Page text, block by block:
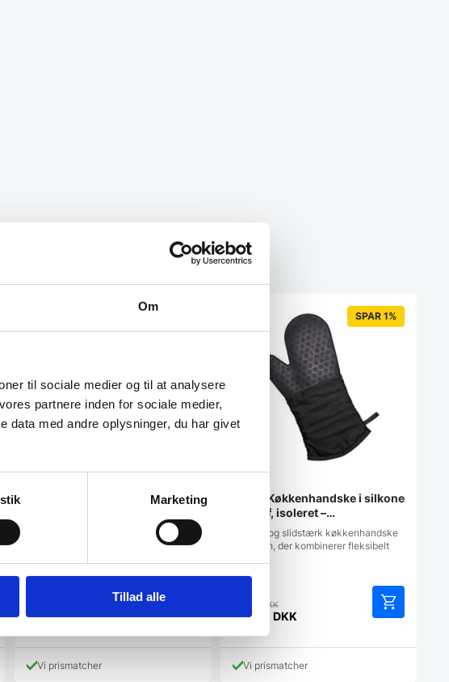
Om
til sociale medier og til at analysere
partnere inden for sociale medier,
data med andre oplysninger, du har givet
Marketing
Tillad alle
Kødkniv 22 cm Cangshan TC
Cangshan TC Series 1021103
oprindelige
var:
899,00 DKK.
507,50DKK
pris
er:Vi prismatcher
SPAR 1%
Lurch Køkkenhandske i silkone
og stof, isoleret –
TOPKVALITET
Isoleret og slidstærk køkkenhandske
fra Lurch, der kombinerer fleksibelt
DKKDen
oprindelige
var:
119,00 DKK.
118,00 DKK
aktuelle
pris
er:Vi prismatcher